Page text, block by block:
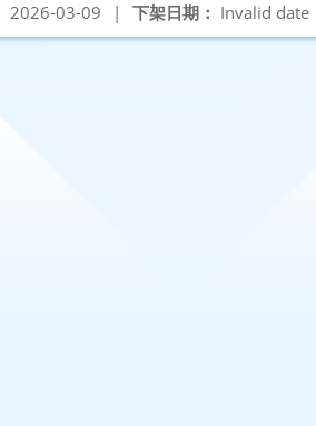
下架日期： Invalid date
2026-03-09 |